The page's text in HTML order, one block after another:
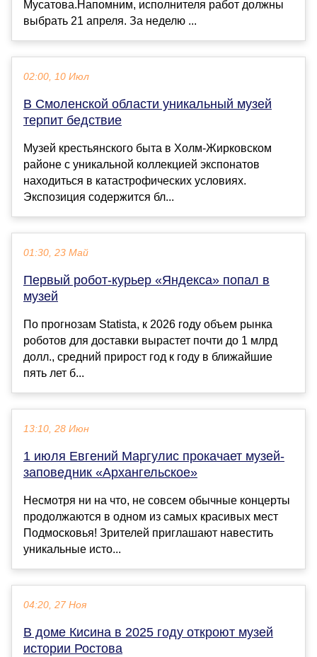
Мусатова.Напомним, исполнителя работ должны
выбрать 21 апреля. За неделю ...
02:00, 10 Июл
В Смоленской области уникальный музей
терпит бедствие
Музей крестьянского быта в Холм-Жирковском
районе с уникальной коллекцией экспонатов
находиться в катастрофических условиях.
Экспозиция содержится бл...
01:30, 23 Май
Первый робот-курьер «Яндекса» попал в
музей
По прогнозам Statista, к 2026 году объем рынка
роботов для доставки вырастет почти до 1 млрд
долл., средний прирост год к году в ближайшие
пять лет б...
13:10, 28 Июн
1 июля Евгений Маргулис прокачает музей-
заповедник «Архангельское»
Несмотря ни на что, не совсем обычные концерты
продолжаются в одном из самых красивых мест
Подмосковья! Зрителей приглашают навестить
уникальные исто...
04:20, 27 Ноя
В доме Кисина в 2025 году откроют музей
истории Ростова